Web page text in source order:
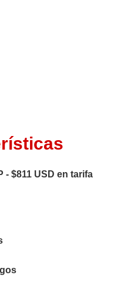
- $811 USD en tarifa